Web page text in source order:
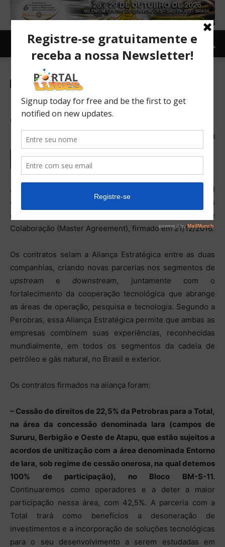
Newsletter Geral
Petrobras faz aliança
estratégica com a Total
02/03/2017 218
A Petrobras assinou nesta terça-feira (28/2) com a Total
os contratos de compra e venda relacionados aos ativos
da Aliança Estratégica definidos no Acordo Geral de
Colaboração (Master Agreement), firmado em 21/12/2016.
Os contratos selam a Aliança Estratégica entre as duas
companhias, criando novas parcerias nos segmentos de
upstream e downstream, juntamente com o
fortalecimento da cooperação tecnológica que abrange
as áreas de operação, pesquisa e tecnologia. Segundo a
Perobras, essa Aliança Estratégica permite que ambas as
empresas combinem suas experiências, reconhecidas
mundialmente, em todos os segmentos da cadeia de
petróleo e gás natural, no Brasil e exterior.
Os contratos firmados na aliança foram:
– Cessão de direitos de 22,5% da Petrobras para a Total,
na área da concessão denominada Iara (campos de
Sururu, Berbigão e Oeste de Atapu, que estão sujeitos a
acordos de unitização com a área denominada Entorno
de Iara, sob regime de cessão onerosa, na qual detemos
100% de participação), no Bloco BM-S-11.
Continuaremos como operadores e a deter a maior
participação nessa área, com 42,5%. A parceria com a
Total trará como benefícios a desoneração de
investimentos e a incorporação de soluções tecnológicas
para o seu desenvolvimento a serem estudadas em